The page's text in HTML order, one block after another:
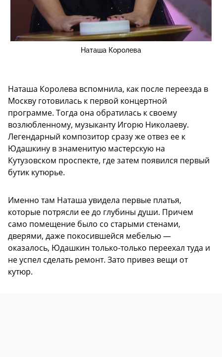
Наташа Королева
Наташа Королева вспомнила, как после переезда в
Москву готовилась к первой концертной
программе. Тогда она обратилась к своему
возлюбленному, музыканту Игорю Николаеву.
Легендарный композитор сразу же отвез ее к
Юдашкину в знаменитую мастерскую на
Кутузовском проспекте, где затем появился первый
бутик кутюрье.
Именно там Наташа увидела первые платья,
которые потрясли ее до глубины души. Причем
само помещение было со старыми стенами,
дверями, даже покосившейся мебелью —
оказалось, Юдашкин только-только переехал туда и
не успел сделать ремонт. Зато привез вещи от
кутюр.